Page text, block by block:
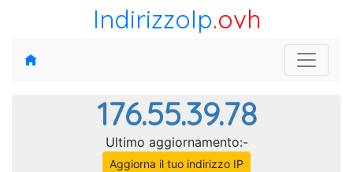
IndirizzoIp.ovh
176.55.39.78
Ultimo aggiornamento:-
Aggiorna il tuo indirizzo IP